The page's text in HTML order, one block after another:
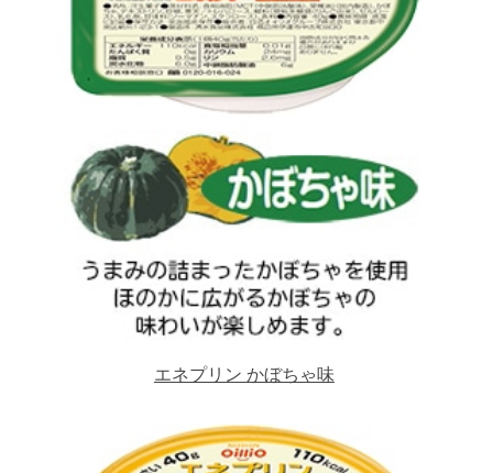
エネプリン かぼちゃ味